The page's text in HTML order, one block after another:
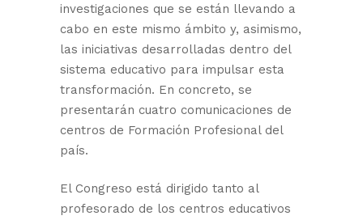
investigaciones que se están llevando a
cabo en este mismo ámbito y, asimismo,
las iniciativas desarrolladas dentro del
sistema educativo para impulsar esta
transformación. En concreto, se
presentarán cuatro comunicaciones de
centros de Formación Profesional del
país.
El Congreso está dirigido tanto al
profesorado de los centros educativos